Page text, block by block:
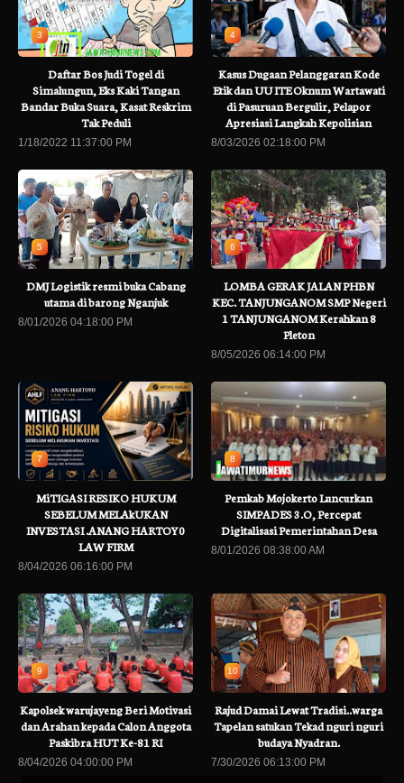
3
Daftar Bos Judi Togel di
Simalungun, Eks Kaki Tangan
Bandar Buka Suara, Kasat Reskrim
Tak Peduli
1/18/2022 11:37:00 PM
4
Kasus Dugaan Pelanggaran Kode
Etik dan UU ITE Oknum Wartawati
di Pasuruan Bergulir, Pelapor
Apresiasi Langkah Kepolisian
8/03/2026 02:18:00 PM
5
DMJ Logistik resmi buka Cabang
utama di barong Nganjuk
8/01/2026 04:18:00 PM
6
LOMBA GERAK JALAN PHBN
KEC. TANJUNGANOM SMP Negeri
1 TANJUNGANOM Kerahkan 8
Pleton
8/05/2026 06:14:00 PM
7
MiTIGASI RESIKO HUKUM
SEBELUM MELAkUKAN
INVESTASI .ANANG HARTOY0
LAW FIRM
8/04/2026 06:16:00 PM
8
Pemkab Mojokerto Luncurkan
SIMPADES 3.O, Percepat
Digitalisasi Pemerintahan Desa
8/01/2026 08:38:00 AM
9
Kapolsek warujayeng Beri Motivasi
dan Arahan kepada Calon Anggota
Paskibra HUT Ke-81 RI
8/04/2026 04:00:00 PM
10
Rajud Damai Lewat Tradisi..warga
Tapelan satukan Tekad nguri nguri
budaya Nyadran.
7/30/2026 06:13:00 PM